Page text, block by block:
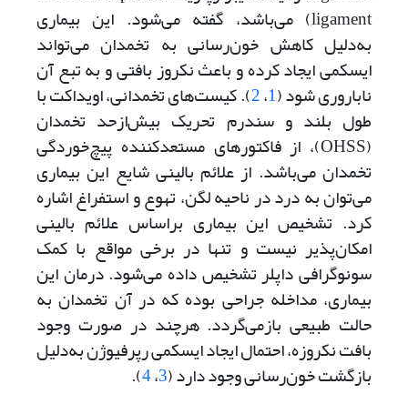
ligament) می‌باشد، گفته می‌شود. این بیماری
به‌دلیل کاهش خون‌رسانی به تخمدان می‌تواند
ایسکمی ایجاد کرده و باعث نکروز بافتی و به تبع آن
ناباروری شود (1،2). کیست‌های تخمدانی، اویداکت با
طول بلند و سندرم تحریک بیش‌از‌حد تخمدان
(OHSS)، از فاکتورهای مستعدکننده پیچ‌‌‌خوردگی
تخمدان می‌باشد. از علائم بالینی شایع این بیماری
می‌توان به درد در ناحیه لگن، تهوع و استفراغ اشاره
کرد. تشخیص این بیماری براساس علائم بالینی
امکان‌پذیر نیست و تنها در برخی مواقع با کمک
سونوگرافی داپلر تشخیص داده می‌شود. درمان این
بیماری، مداخله جراحی بوده که در آن تخمدان به
حالت طبیعی بازمی‌گردد. هرچند در صورت وجود
بافت نکروزه، احتمال ایجاد ایسکمی رپرفیوژن به‌دلیل
بازگشت خون‌رسانی وجود دارد (3،4
).